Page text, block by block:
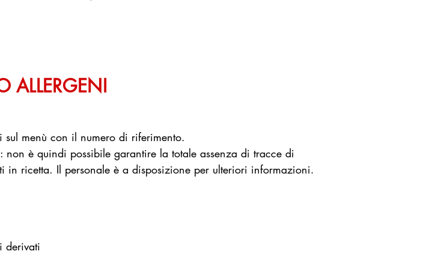
ALLERGENI
menù con il numero di riferimento.
è quindi possibile garantire la totale assenza di tracce di
ricetta. Il personale è a disposizione per ulteriori informazioni.
derivati